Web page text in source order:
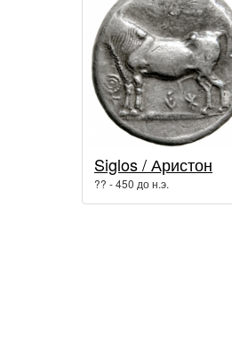
Siglos / Аристон
?? - 450 до н.э.